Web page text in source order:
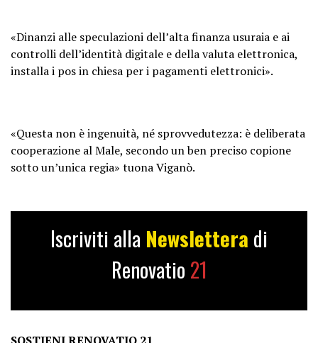
«Dinanzi alle speculazioni dell’alta finanza usuraia e ai
controlli dell’identità digitale e della valuta elettronica,
installa i pos in chiesa per i pagamenti elettronici».
«Questa non è ingenuità, né sprovvedutezza: è deliberata
cooperazione al Male, secondo un ben preciso copione
sotto un’unica regia» tuona Viganò.
Iscriviti alla Newslettera di
Renovatio 21